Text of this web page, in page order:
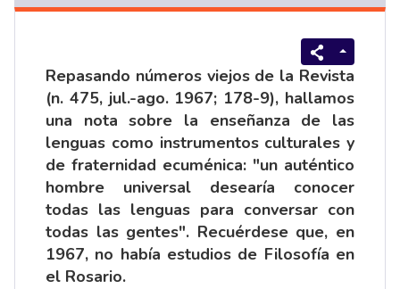
Repasando números viejos de la Revista
(n. 475, jul.-ago. 1967; 178-9), hallamos
una nota sobre la enseñanza de las
lenguas como instrumentos culturales y
de fraternidad ecuménica: "un auténtico
hombre universal desearía conocer
todas las lenguas para conversar con
todas las gentes". Recuérdese que, en
1967, no había estudios de Filosofía en
el Rosario.